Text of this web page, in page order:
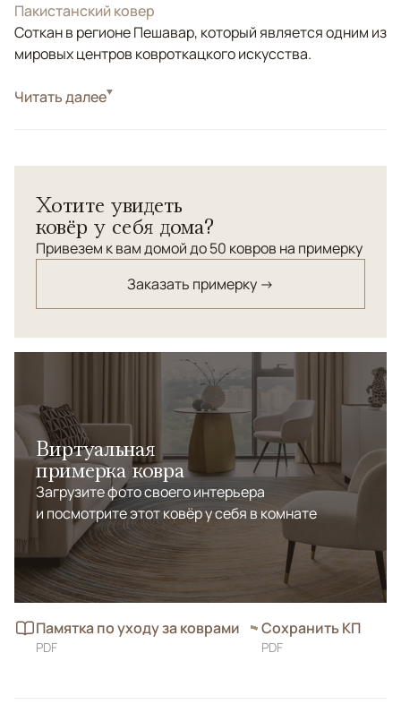
Пакистанский ковер
Соткан в регионе Пешавар, который является одним из
мировых центров ковроткацкого искусства.
СтильКлассические
старинной технологии в высокой узелковой плотности.
Читать далее
Хотите увидеть
ковёр у себя дома?
Привезем к вам домой до 50 ковров на примерку
Заказать примерку →
Виртуальная
примерка ковра
Загрузите фото своего интерьера
и посмотрите этот ковёр у себя в комнате
Памятка по уходу за коврами
PDF
Сохранить КП
PDF